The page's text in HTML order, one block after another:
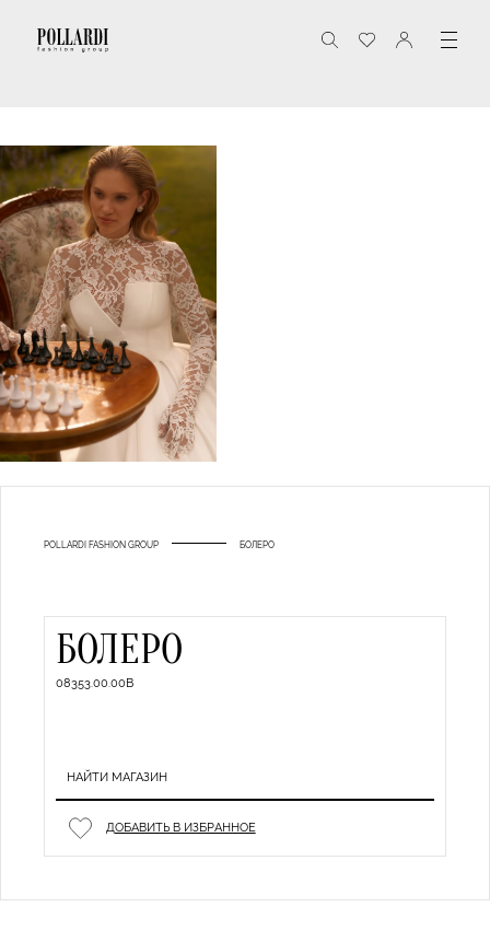
POLLARDI FASHION GROUP БОЛЕРО
БОЛЕРО
08353.00.00B
НАЙТИ МАГАЗИН
ДОБАВИТЬ В ИЗБРАННОЕ